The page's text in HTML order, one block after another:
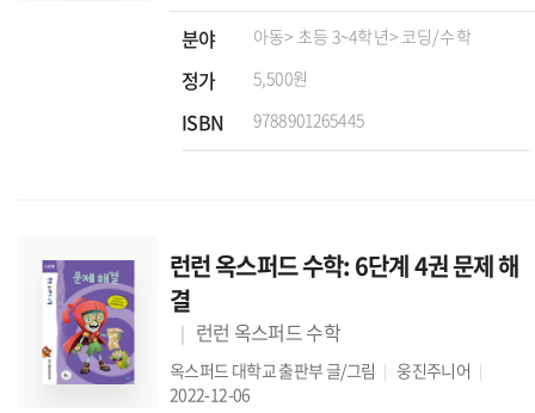
분야 아동> 초등 3~4학년> 코딩/수학
정가 5,500원
ISBN 9788901265445
런런 옥스퍼드 수학: 6단계 4권 문제 해
결
런런 옥스퍼드 수학
옥스퍼드 대학교 출판부 글/그림
웅진주니어
2022-12-06